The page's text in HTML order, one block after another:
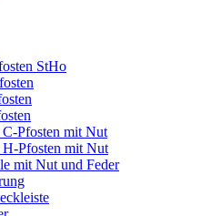
StHo
Pfosten mit Nut
H-Pfosten mit Nut
mit Nut und Feder